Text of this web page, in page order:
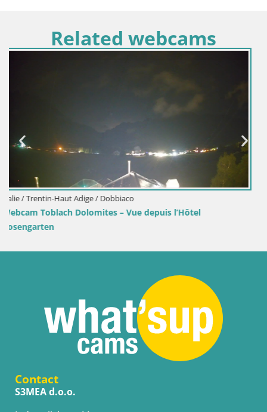
Related webcams
Croatie / Lika-Senj / Senj
Webcam port de Senj – Vue sur la jetée et le phare
Contact
S3MEA d.o.o.